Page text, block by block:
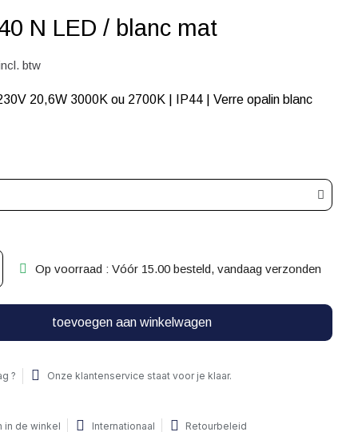
N LED / blanc mat
btw
Op voorraad : Vóór 15.00 besteld, vandaag verzonden
toevoegen aan winkelwagen
? Onze klantenservice staat voor je klaar.
in de winkel Internationaal Retourbeleid